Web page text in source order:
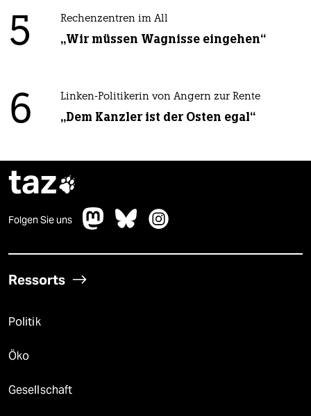
5 Rechenzentren im All
„Wir müssen Wagnisse eingehen“
6 Linken-Politikerin von Angern zur Rente
„Dem Kanzler ist der Osten egal“
taz
Folgen Sie uns
Ressorts
Politik
Öko
Gesellschaft